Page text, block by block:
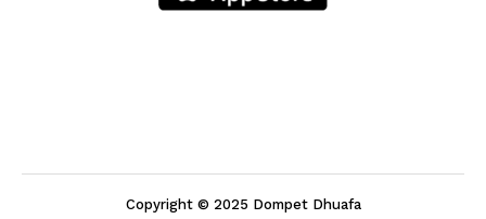
Copyright © 2025 Dompet Dhuafa